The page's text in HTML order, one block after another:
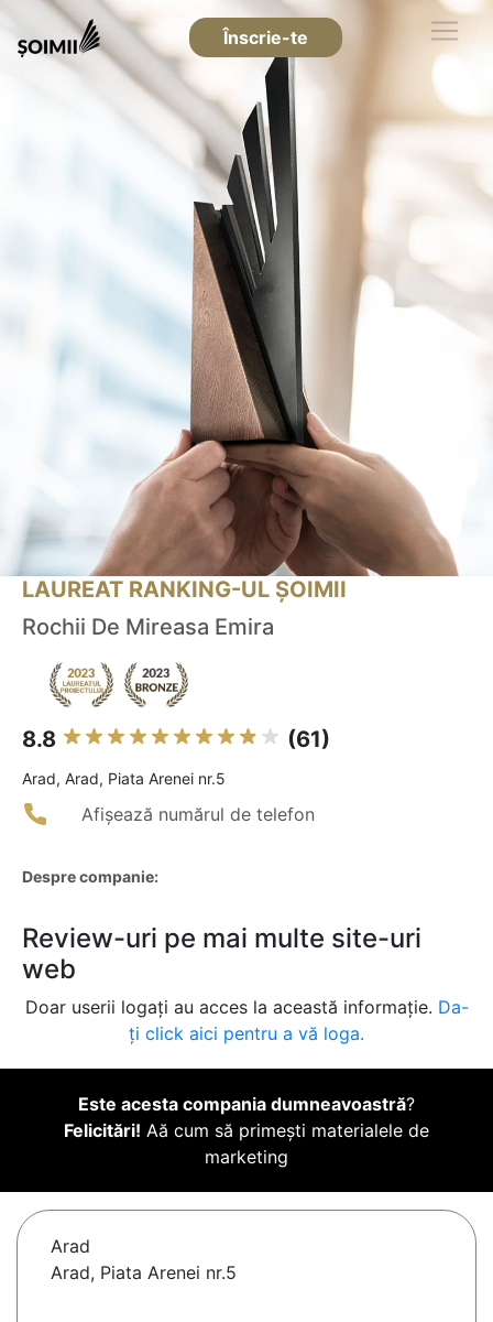
Înscrie-te
LAUREAT RANKING-UL ȘOIMII
Rochii De Mireasa Emira
8.8 (61)
Arad, Arad, Piata Arenei nr.5
Afișează numărul de telefon
Despre companie:
Review-uri pe mai multe site-uri
web
Doar userii logați au acces la această informație. Da-
ți click aici pentru a vă loga.
Este acesta compania dumneavoastră?
Felicitări! Aă cum să primești materialele de
marketing
Arad
Arad, Piata Arenei nr.5